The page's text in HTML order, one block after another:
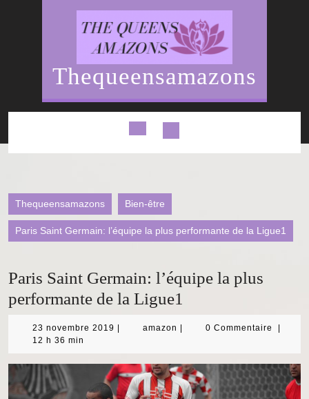
Thequeensamazons
Open
Thequeensamazons Bien-être
Paris Saint Germain: l’équipe la plus performante de la Ligue1
Paris Saint Germain: l’équipe la plus
performante de la Ligue1
23 novembre 2019 23
amazon amazon0 Commentaire
12 h 36 min